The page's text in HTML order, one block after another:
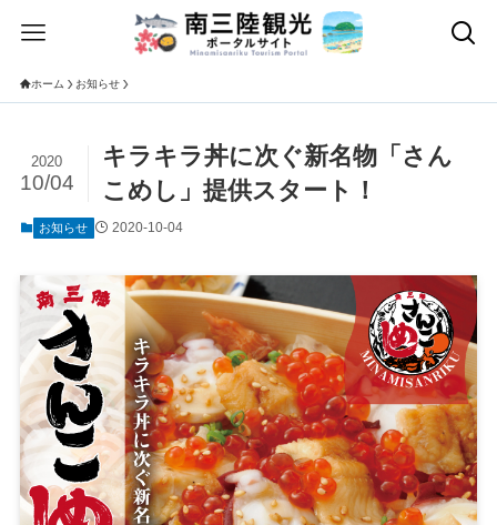
ホーム お知らせ
キラキラ丼に次ぐ新名物「さん
こめし」提供スタート！
2020
10/04
お知らせ 2020-10-04